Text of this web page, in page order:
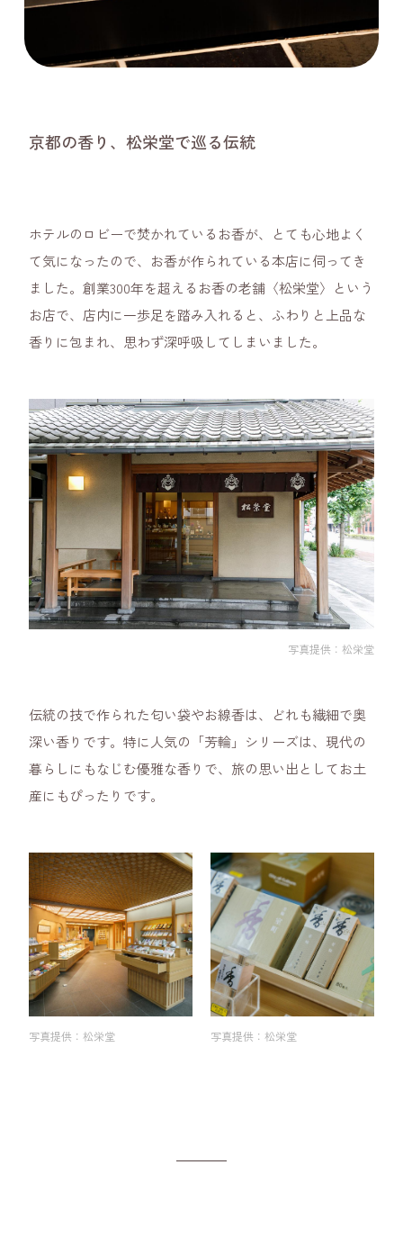
京都の香り、松栄堂で巡る伝統
ホテルのロビーで焚かれているお香が、とても心地よく
て気になったので、お香が作られている本店に伺ってき
ました。創業300年を超えるお香の老舗〈松栄堂〉という
お店で、店内に一歩足を踏み入れると、ふわりと上品な
香りに包まれ、思わず深呼吸してしまいました。
写真提供：松栄堂
伝統の技で作られた匂い袋やお線香は、どれも繊細で奥
深い香りです。特に人気の「芳輪」シリーズは、現代の
暮らしにもなじむ優雅な香りで、旅の思い出としてお土
産にもぴったりです。
写真提供：松栄堂 写真提供：松栄堂